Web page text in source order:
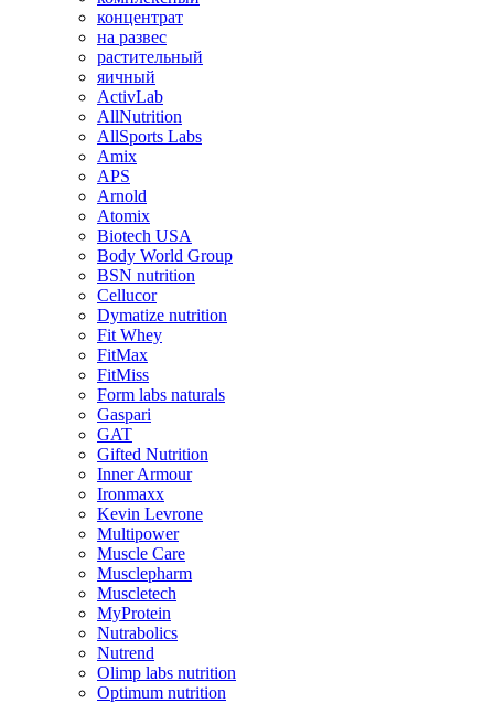
концентрат
на развес
растительный
яичный
ActivLab
AllNutrition
AllSports Labs
Amix
APS
Arnold
Atomix
Biotech USA
Body World Group
BSN nutrition
Cellucor
Dymatize nutrition
Fit Whey
FitMax
FitMiss
Form labs naturals
Gaspari
GAT
Gifted Nutrition
Inner Armour
Ironmaxx
Kevin Levrone
Multipower
Muscle Care
Musclepharm
Muscletech
MyProtein
Nutrabolics
Nutrend
Olimp labs nutrition
Optimum nutrition